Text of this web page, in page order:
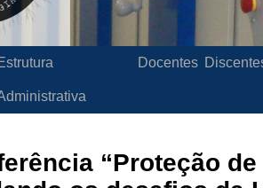
Docentes
“Proteção